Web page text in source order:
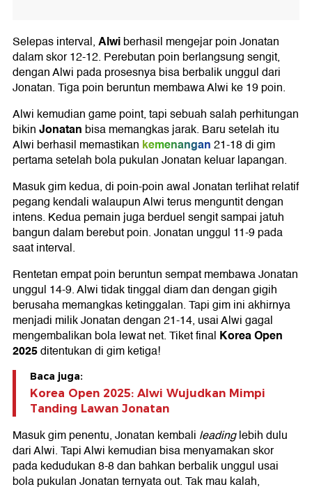
Selepas interval,Alwiberhasil mengejar poin Jonatan
dalam skor 12-12. Perebutan poin berlangsung sengit,
dengan Alwi pada prosesnya bisa berbalik unggul dari
Jonatan. Tiga poin beruntun membawa Alwi ke 19 poin.
Alwi kemudian game point, tapi sebuah salah perhitungan
bikinJonatan bisa memangkas jarak. Baru setelah itu
Alwi berhasil memastikan kemenangan21-18 di gim
pertama setelah bola pukulan Jonatan keluar lapangan.
Masuk gim kedua, di poin-poin awal Jonatan terlihat relatif
pegang kendali walaupun Alwi terus menguntit dengan
intens. Kedua pemain juga berduel sengit sampai jatuh
bangun dalam berebut poin. Jonatan unggul 11-9 pada
saat interval.
Rentetan empat poin beruntun sempat membawa Jonatan
unggul 14-9. Alwi tidak tinggal diam dan dengan gigih
berusaha memangkas ketinggalan. Tapi gim ini akhirnya
menjadi milik Jonatan dengan 21-14, usai Alwi gagal
mengembalikan bola lewat net. Tiket final Korea Open
2025ditentukan di gim ketiga!
Baca juga:
Korea Open 2025: Alwi Wujudkan Mimpi
Tanding Lawan Jonatan
Masuk gim penentu, Jonatan kembali leadinglebih dulu
dari Alwi. Tapi Alwi kemudian bisa menyamakan skor
pada kedudukan 8-8 dan bahkan berbalik unggul usai
bola pukulan Jonatan ternyata out. Tak mau kalah,